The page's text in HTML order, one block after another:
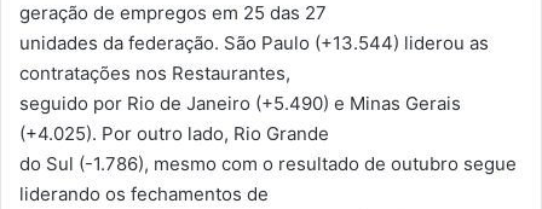
geração de empregos em 25 das 27
unidades da federação. São Paulo (+13.544) liderou as
contratações nos Restaurantes,
seguido por Rio de Janeiro (+5.490) e Minas Gerais
(+4.025). Por outro lado, Rio Grande
do Sul (-1.786), mesmo com o resultado de outubro segue
liderando os fechamentos de